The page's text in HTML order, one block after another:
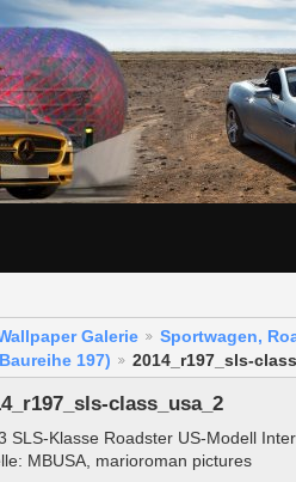
Galerie
Sportwagen,
197)
2014_r197_sls-
class_usa_2
SLS-Klasse Roadster US-Modell
MBUSA, marioroman pictures